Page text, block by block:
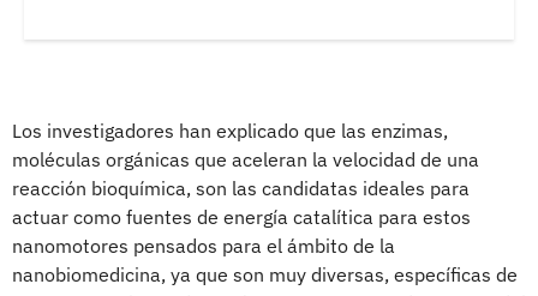
Los investigadores han explicado que las enzimas,
moléculas orgánicas que aceleran la velocidad de una
reacción bioquímica, son las candidatas ideales para
actuar como fuentes de energía catalítica para estos
nanomotores pensados para el ámbito de la
nanobiomedicina, ya que son muy diversas, específicas de